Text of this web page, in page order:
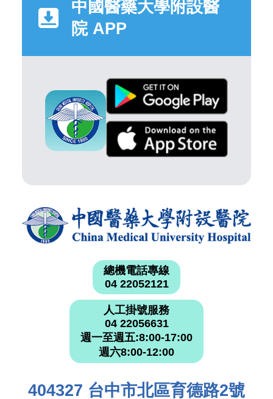
中國醫藥大學附設醫
院 APP
總機電話專線
04 22052121
人工掛號服務
04 22056631
週一至週五:8:00-17:00
週六8:00-12:00
404327 台中市北區育德路2號